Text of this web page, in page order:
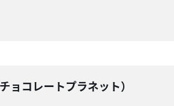
ョコレートプラネット）